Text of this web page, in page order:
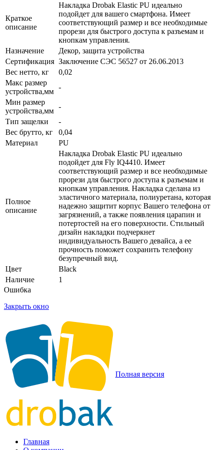
Краткое
описание
Накладка Drobak Elastic PU идеально
подойдет для вашего смартфона. Имеет
соответствующий размер и все необходимые
прорези для быстрого доступа к разъемам и
кнопкам управления.
Назначение
Декор, защита устройства
Сертификация Заключение СЭС 56527 от 26.06.2013
Вес нетто, кг
0,02
Макс размер
устройства,мм
-
Мин размер
устройства,мм
-
Тип защелки
-
Вес брутто, кг
0,04
Материал
PU
Полное
описание
Накладка Drobak Elastic PU идеально
подойдет для Fly IQ4410. Имеет
соответствующий размер и все необходимые
прорези для быстрого доступа к разъемам и
кнопкам управления. Накладка сделана из
эластичного материала, полиуретана, которая
надежно защитит корпус Вашего телефона от
загрязнений, а также появления царапин и
потертостей на его поверхности. Стильный
дизайн накладки подчеркнет
индивидуальность Вашего девайса, а ее
прочность поможет сохранить телефону
безупречный вид.
Цвет
Black
Наличие
1
Ошибка
Закрыть окно
Полная версия
Главная